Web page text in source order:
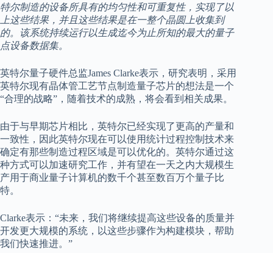
特尔制造的设备所具有的均匀性和可重复性，实现了以
上这些结果，并且这些结果是在一整个晶圆上收集到
的。该系统持续运行以生成迄今为止所知的最大的量子
点设备数据集。
英特尔量子硬件总监James Clarke表示，研究表明，采用
英特尔现有晶体管工艺节点制造量子芯片的想法是一个
“合理的战略”，随着技术的成熟，将会看到相关成果。
由于与早期芯片相比，英特尔已经实现了更高的产量和
一致性，因此英特尔现在可以使用统计过程控制技术来
确定有那些制造过程区域是可以优化的。英特尔通过这
种方式可以加速研究工作，并有望在一天之内大规模生
产用于商业量子计算机的数千个甚至数百万个量子比
特。
Clarke表示：“未来，我们将继续提高这些设备的质量并
开发更大规模的系统，以这些步骤作为构建模块，帮助
我们快速推进。”